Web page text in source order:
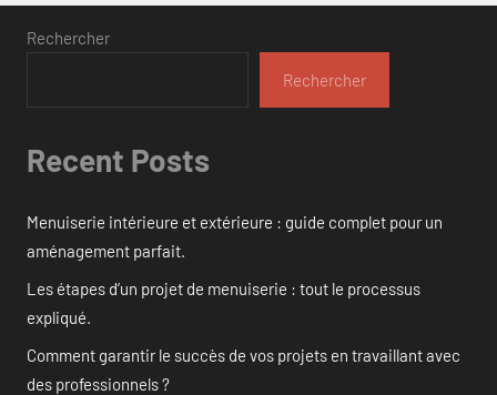
Rechercher
Rechercher
Recent Posts
Menuiserie intérieure et extérieure : guide complet pour un
aménagement parfait.
Les étapes d’un projet de menuiserie : tout le processus
expliqué.
Comment garantir le succès de vos projets en travaillant avec
des professionnels ?